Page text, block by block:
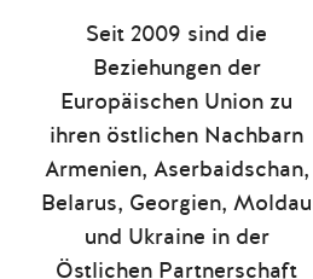
Seit 2009 sind die
Beziehungen der
Europäischen Union zu
ihren östlichen Nachbarn
Armenien, Aserbaidschan,
Belarus, Georgien, Moldau
und Ukraine in der
Östlichen Partnerschaft